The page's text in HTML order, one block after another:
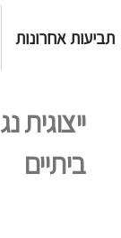
תביעות אחרונות
ביתיים